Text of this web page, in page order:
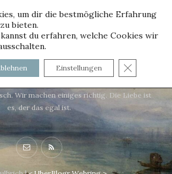
- mit und ohne
Wir machen einiges richtig. Die Liebe ist
es, der das egal ist.
um dir die bestmögliche Erfahrung
bieten.
kannst du erfahren, welche Cookies wir
Einstellungen GDPR